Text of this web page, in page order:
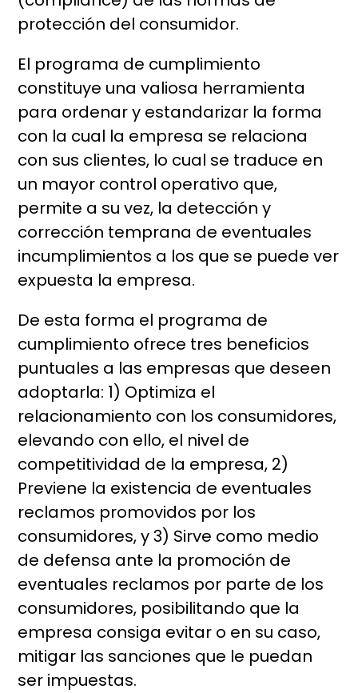
protección del consumidor.
El programa de cumplimiento
constituye una valiosa herramienta
para ordenar y estandarizar la forma
con la cual la empresa se relaciona
con sus clientes, lo cual se traduce en
un mayor control operativo que,
permite a su vez, la detección y
corrección temprana de eventuales
incumplimientos a los que se puede ver
expuesta la empresa.
De esta forma el programa de
cumplimiento ofrece tres beneficios
puntuales a las empresas que deseen
adoptarla: 1) Optimiza el
relacionamiento con los consumidores,
elevando con ello, el nivel de
competitividad de la empresa, 2)
Previene la existencia de eventuales
reclamos promovidos por los
consumidores, y 3) Sirve como medio
de defensa ante la promoción de
eventuales reclamos por parte de los
consumidores, posibilitando que la
empresa consiga evitar o en su caso,
mitigar las sanciones que le puedan
ser impuestas.